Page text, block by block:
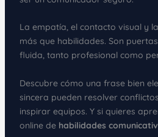
La empatía, el contacto visual y la
más que habilidades. Son
fluida, tanto profesional como
Descubre cómo una frase bien
sincera pueden resolver
inspirar equipos. Y si quieres
online de habilidades